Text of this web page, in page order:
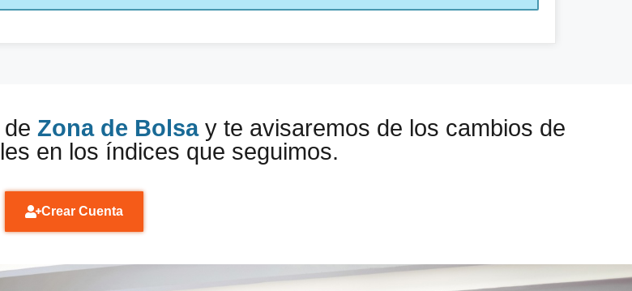
Zona de Bolsay te avisaremos de los cambios de
en los índices que seguimos.
Crear Cuenta